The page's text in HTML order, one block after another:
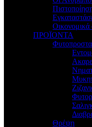
Οικονομικά
ΠΡΟΪΟΝΤΑ
Θρέψη